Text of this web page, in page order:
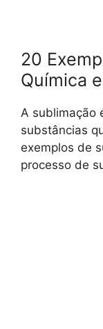
20
Química
A sublimação
substâncias
exemplos de
processo de